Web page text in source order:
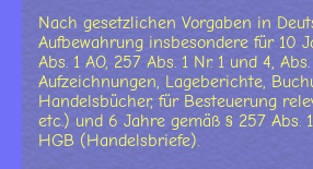
Nach gesetzlichen Vorgaben in
Aufbewahrung insbesondere für 10
Abs. 1 AO, 257 Abs. 1 Nr. 1 und 4,
Aufzeichnungen, Lageberichte,
Handelsbücher, für Besteuerung
etc.) und 6 Jahre gemäß § 257 Abs.
HGB (Handelsbriefe).